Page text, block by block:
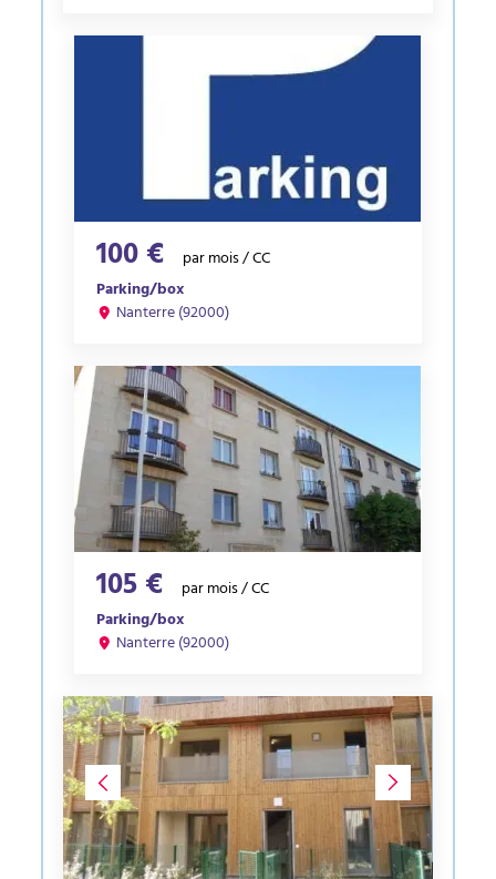
100 €
par mois / CC
Parking/box
Nanterre (92000)
105 €
par mois / CC
Parking/box
Nanterre (92000)